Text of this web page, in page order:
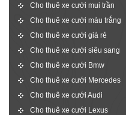
Cho thuê xe cưới mui trần
Cho thuê xe cưới màu trắng
Cho thuê xe cưới giá rẻ
Cho thuê xe cưới siêu sang
Cho thuê xe cưới Bmw
Cho thuê xe cưới Mercedes
Cho thuê xe cưới Audi
Cho thuê xe cưới Lexus